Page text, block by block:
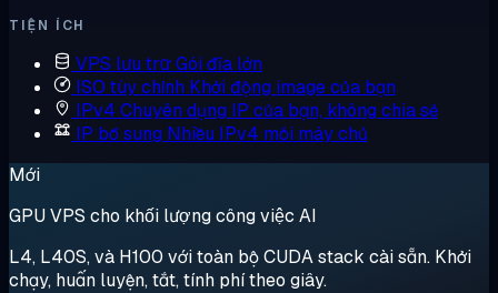
TIỆN ÍCH
VPS lưu trữGói đĩa lớn
ISO tùy chỉnh Khởi động image của bạn
IPv4 Chuyên dụng IP của bạn, không chia sẻ
IP bổ sung Nhiều IPv4 mỗi máy chủ
Mới
GPU VPS cho khối lượng công việc AI
L4, L40S, và H100 với toàn bộ CUDA stack cài sẵn. Khởi
chạy, huấn luyện, tắt, tính phí theo giây.